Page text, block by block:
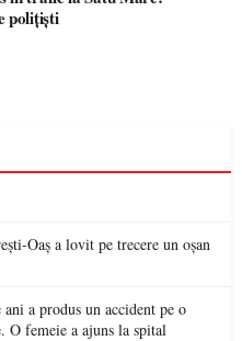
polițiști
Oaș a lovit pe trecere un oșan
a produs un accident pe o
O femeie a ajuns la spital